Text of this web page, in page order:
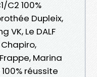
C2 100%
Dupleix,
VK, Le DALF
Chapiro,
Marina
100% réussite